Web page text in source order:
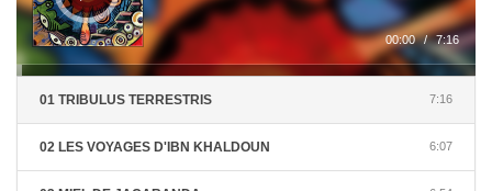
00:00 / 7:16
01 TRIBULUS TERRESTRIS 7:16
02 LES VOYAGES D'IBN KHALDOUN 6:07